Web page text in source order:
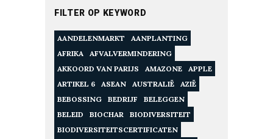
FILTER OP KEYWORD
AANDELENMARKT
AANPLANTING
AFRIKA
AFVALVERMINDERING
AKKOORD VAN PARIJS
AMAZONE
APPLE
ARTIKEL 6
ASEAN AUSTRALIË
AZIË
BEBOSSING
BEDRIJF
BELEGGEN
BELEID
BIOCHAR
BIODIVERSITEIT
BIODIVERSITEITSCERTIFICATEN